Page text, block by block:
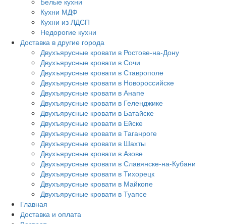
Кухни МДФ
Кухни из ЛДСП
Недорогие кухни
Доставка в другие города
Двухъярусные кровати в Ростове-на-Дону
Двухъярусные кровати в Сочи
Двухъярусные кровати в Ставрополе
Двухъярусные кровати в Новороссийске
Двухъярусные кровати в Анапе
Двухъярусные кровати в Геленджике
Двухъярусные кровати в Батайске
Двухъярусные кровати в Ейске
Двухъярусные кровати в Таганроге
Двухъярусные кровати в Шахты
Двухъярусные кровати в Азове
Двухъярусные кровати в Славянске-на-Кубани
Двухъярусные кровати в Тихорецк
Двухъярусные кровати в Майкопе
Двухъярусные кровати в Туапсе
Главная
Доставка и оплата